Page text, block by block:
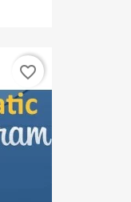
favorite_border